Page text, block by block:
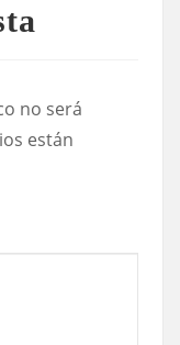
no será
están